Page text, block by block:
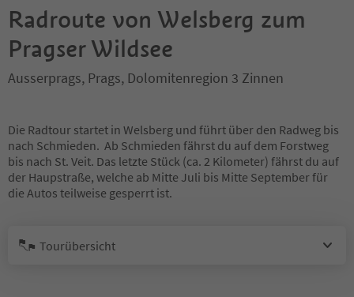
Radroute von Welsberg zum
Pragser Wildsee
Ausserprags, Prags, Dolomitenregion 3 Zinnen
Die Radtour startet in Welsberg und führt über den Radweg bis
nach Schmieden. Ab Schmieden fährst du auf dem Forstweg
bis nach St. Veit. Das letzte Stück (ca. 2 Kilometer) fährst du auf
der Haupstraße, welche ab Mitte Juli bis Mitte September für
die Autos teilweise gesperrt ist.
Tourübersicht